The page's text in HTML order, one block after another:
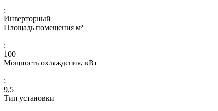
:
Инверторный
Площадь помещения м²
:
100
Мощность охлаждения, кВт
:
9,5
Тип установки